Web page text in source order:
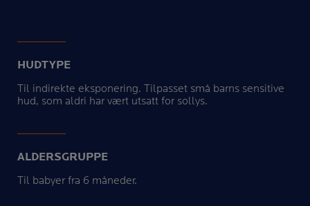
HUDTYPE
Til indirekte eksponering. Tilpasset små barns sensitive
hud, som aldri har vært utsatt for sollys.
ALDERSGRUPPE
Til babyer fra 6 måneder.